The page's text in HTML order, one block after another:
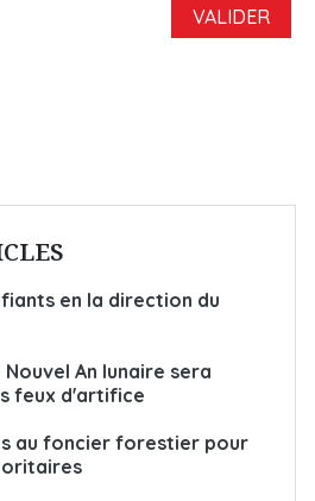
en la direction du
An lunaire sera
feux d'artifice
au foncier forestier pour